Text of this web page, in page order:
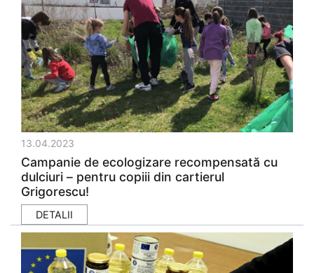
13.04.2023
Campanie de ecologizare recompensată cu
dulciuri – pentru copiii din cartierul
Grigorescu!
DETALII